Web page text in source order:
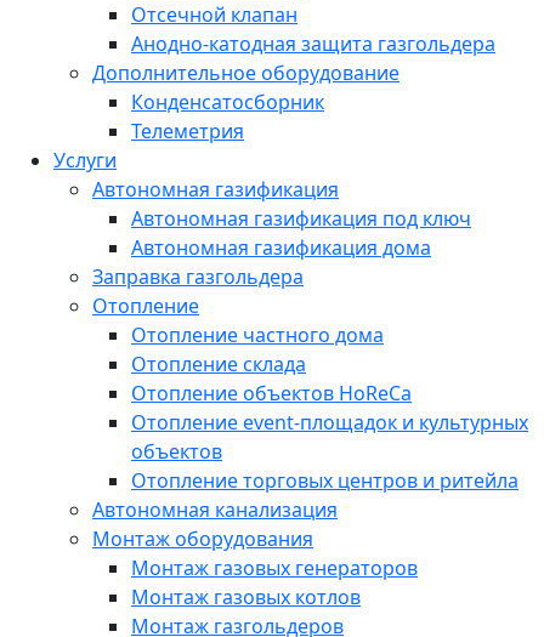
Отсечной клапан
Анодно-катодная защита газгольдера
Дополнительное оборудование
Конденсатосборник
Телеметрия
Услуги
Автономная газификация
Автономная газификация под ключ
Автономная газификация дома
Заправка газгольдера
Отопление
Отопление частного дома
Отопление склада
Отопление объектов HoReCa
Отопление event-площадок и культурных
объектов
Отопление торговых центров и ритейла
Автономная канализация
Монтаж оборудования
Монтаж газовых генераторов
Монтаж газовых котлов
Монтаж газгольдеров